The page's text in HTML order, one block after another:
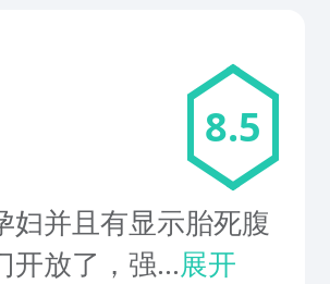
8.5
妇并且有显示胎死腹
开放了，强...展开